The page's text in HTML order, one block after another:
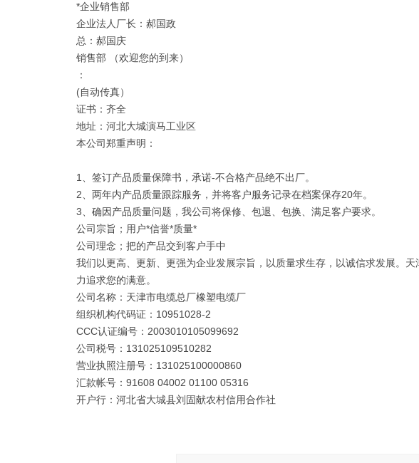
*企业销售部
企业法人厂长：郝国政
总：郝国庆
销售部 （欢迎您的到来）
：
(自动传真）
证书：齐全
地址：河北大城演马工业区
本公司郑重声明：
1、签订产品质量保障书，承诺-不合格产品绝不出厂。
2、两年内产品质量跟踪服务，并将客户服务记录在档案保存20年。
3、确因产品质量问题，我公司将保修、包退、包换、满足客户要求。
公司宗旨；用户*信誉*质量*
公司理念；把的产品交到客户手中
我们以更高、更新、更强为企业发展宗旨，以质量求生存，以诚信求发展。
力追求您的满意。
公司名称：天津市电缆总厂橡塑电缆厂
组织机构代码证：10951028-2
CCC认证编号：2003010105099692
公司税号：131025109510282
营业执照注册号：131025100000860
汇款帐号：91608 04002 01100 05316
开户行：河北省大城县刘固献农村信用合作社